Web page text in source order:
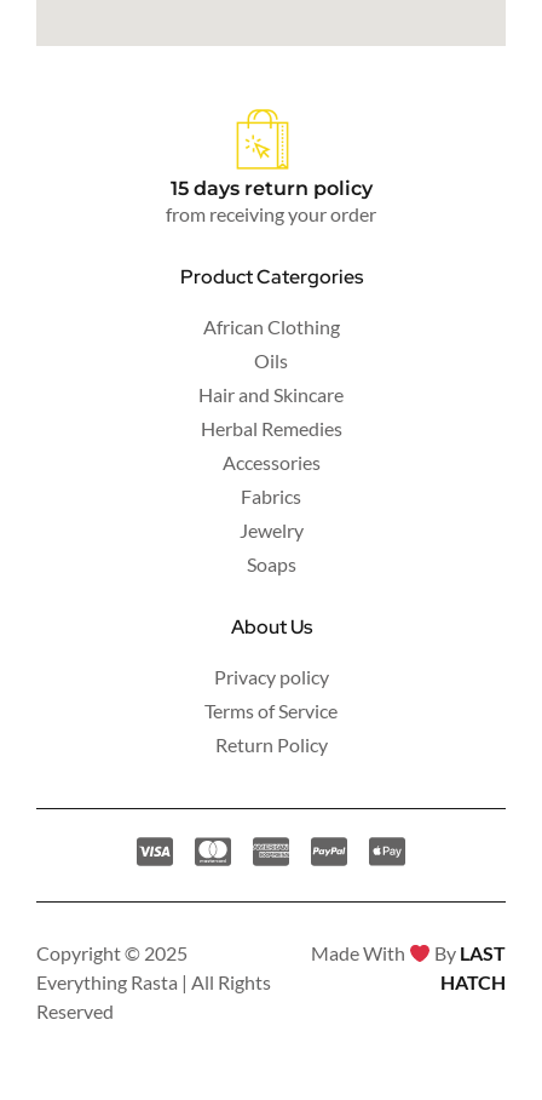
15 days return policy
from receiving your order
Product Catergories
African Clothing
Oils
Hair and Skincare
Herbal Remedies
Accessories
Fabrics
Jewelry
Soaps
About Us
Privacy policy
Terms of Service
Return Policy
Copyright © 2025
Everything Rasta | All Rights
Reserved
Made With By LAST
HATCH